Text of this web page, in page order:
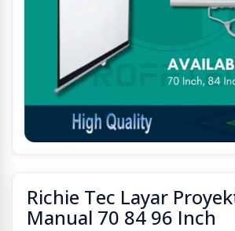
Richie Tec Layar
Manual 70 84 96 Inch